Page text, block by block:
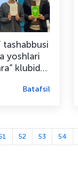
yoshlari
klubida
Batafsil
52 53 54